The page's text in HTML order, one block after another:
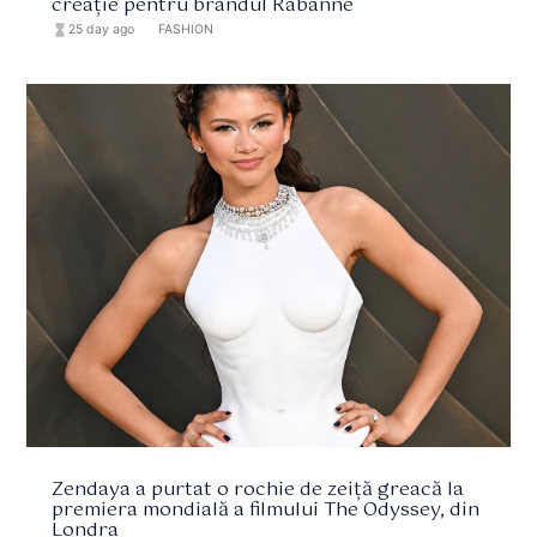
creație pentru brandul Rabanne
hourglass_full 25 day ago FASHION
Zendaya a purtat o rochie de zeiță greacă la
premiera mondială a filmului The Odyssey, din
Londra